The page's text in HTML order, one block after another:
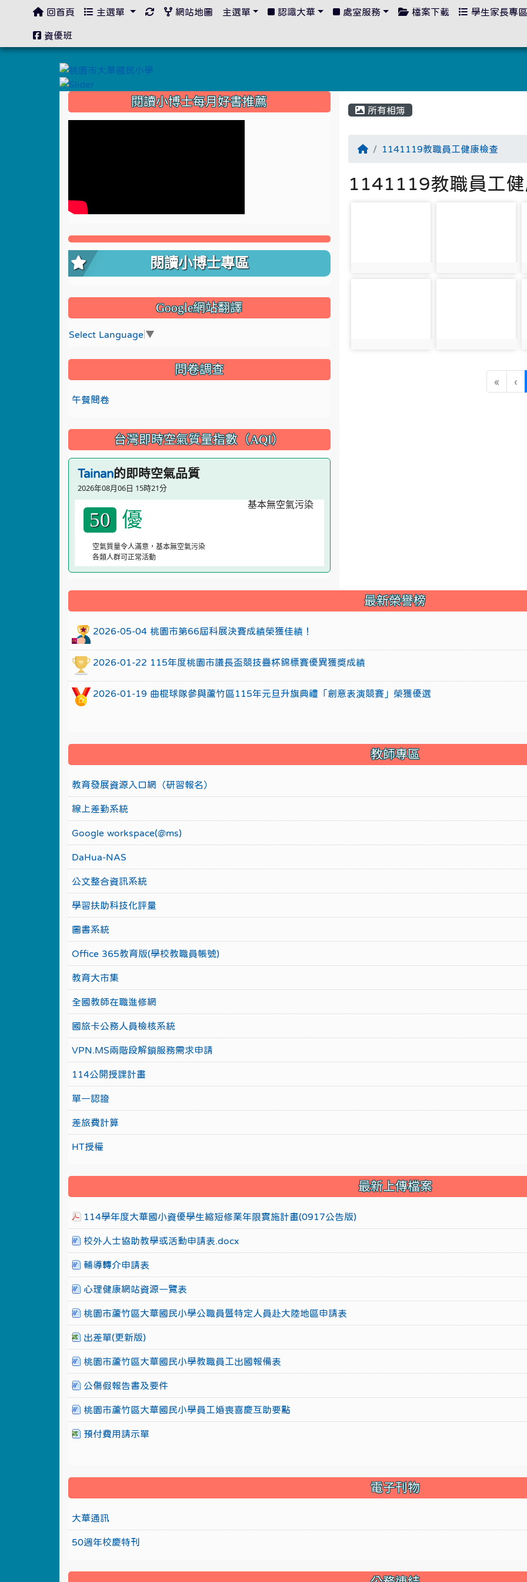
所有相簿
1141119教職員工健康檢查
1141119教職員工
« ‹
::: 閱讀小博士每月好書推薦
閱讀小博士專區
Google網站翻譯
Select Language ▼
問卷調查
午餐問卷
台灣即時空氣質量指數（AQI）
Tainan的即時空氣品質
2026年08月06日 15時21分
50 優
空氣質量令人滿意，基本無空氣污染
各類人群可正常活動
::: 最新榮譽榜
2026-05-04 桃園市第66屆科展決賽成績榮獲佳績！
2026-01-22 115年度桃園市議長盃競技疊杯錦標賽優異獲獎成績
2026-01-19 曲棍球隊參與蘆竹區115年元旦升旗典禮「創意表演競賽」榮獲優選
教師專區
教育發展資源入口網（研習報名）
線上差勤系統
Google workspace(@ms)
DaHua-NAS
公文整合資訊系統
學習扶助科技化評量
圖書系統
Office 365教育版(學校教職員帳號)
教育大市集
全國教師在職進修網
國旅卡公務人員檢核系統
VPN.MS兩階段解鎖服務需求申請
114公開授課計畫
單一認證
差旅費計算
HT授權
最新上傳檔案
114學年度大華國小資優學生縮短修業年限實施計畫(0917公告版)
校外人士協助教學或活動申請表.docx
輔導轉介申請表
心理健康網站資源一覽表
桃園市蘆竹區大華國民小學公職員暨特定人員赴大陸地區申請表
出差單(更新版)
桃園市蘆竹區大華國民小學教職員工出國報備表
公傷假報告書及要件
桃園市蘆竹區大華國民小學員工婚喪喜慶互助要點
預付費用請示單
電子刊物
大華通訊
50週年校慶特刊
回首頁 主選單 網站地圖 主選單 認識大華 處室服務 檔案下載 學生家長專區
資優班